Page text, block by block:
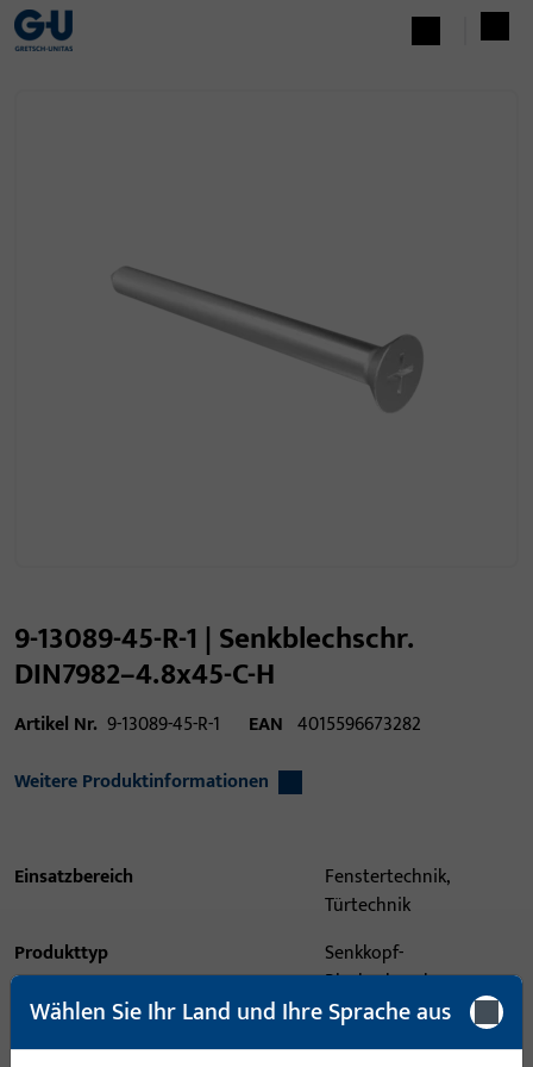
9-13089-45-R-1 | Senkblechschr.
DIN7982–4.8x45-C-H
Artikel Nr. 9-13089-45-R-1 EAN 4015596673282
Weitere Produktinformationen
Einsatzbereich
Fenstertechnik,
Türtechnik
Produkttyp
Senkkopf-
Blechschraube
Oberflächenbeschreibung
Cyanidisch galvanisch
verzinkt
Wählen Sie Ihr Land und Ihre Sprache aus